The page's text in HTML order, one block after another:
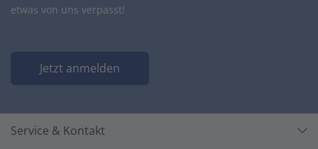
etwas von uns verpasst!
Jetzt anmelden
Service & Kontakt